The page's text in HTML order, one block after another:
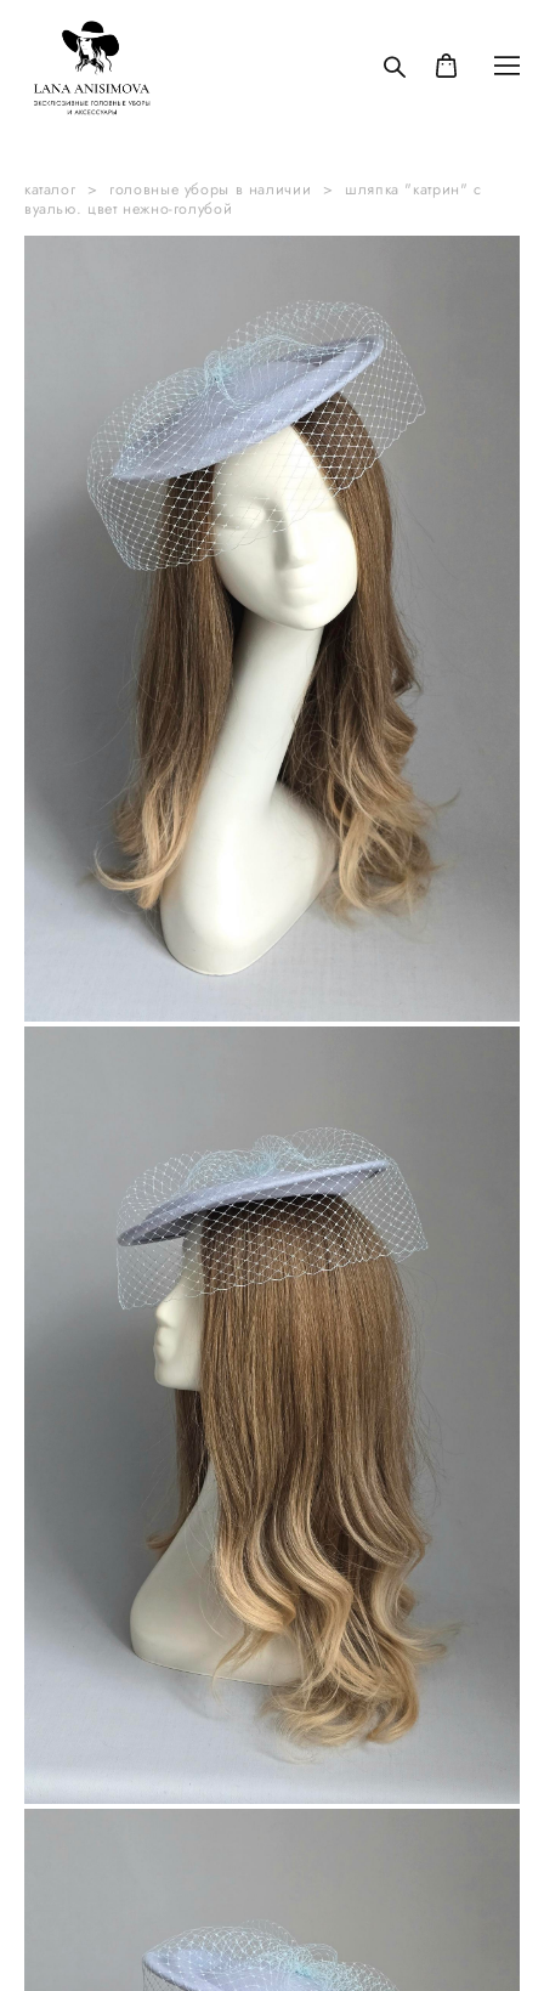
каталог > головные уборы в наличии >
шляпка "катрин" с
вуалью. цвет нежно-голубой